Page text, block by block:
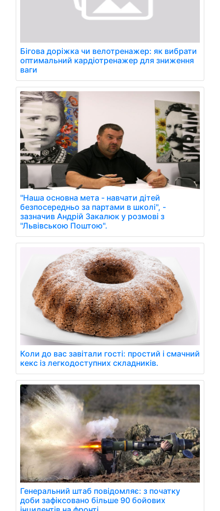
Бігова доріжка чи велотренажер: як вибрати
оптимальний кардіотренажер для зниження
ваги
"Наша основна мета - навчати дітей
безпосередньо за партами в школі", -
зазначив Андрій Закалюк у розмові з
"Львівською Поштою".
Коли до вас завітали гості: простий і смачний
кекс із легкодоступних складників.
Генеральний штаб повідомляє: з початку
доби зафіксовано більше 90 бойових